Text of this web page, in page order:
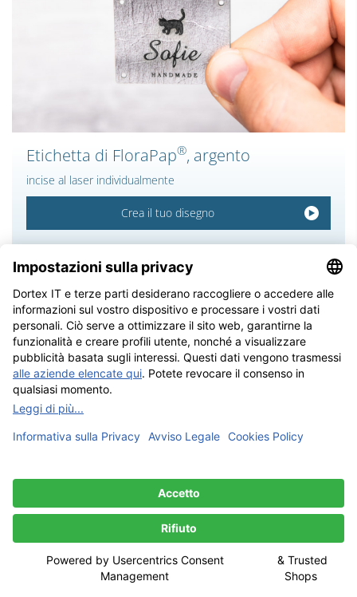
Etichetta di FloraPap®, argento
incise al laser individualmente
Crea il tuo disegno
motivo e testo
Etichetta in pelle realizzata in pelle naturale, incisa al laser,
personalizza semplicemente il testo e il motivo nel
configuratore. 4 fori per cucire.
Crea il tuo disegno